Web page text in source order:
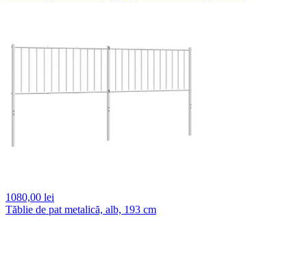
1080,00 lei
Tăblie de pat metalică, alb, 193 cm